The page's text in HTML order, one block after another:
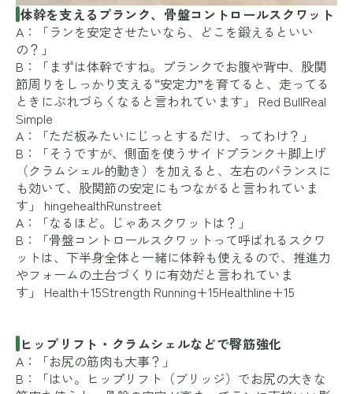
体幹を支えるプランク、骨盤コントロールスクワット
A：「ランを安定させたいなら、どこを鍛えるといい
の？」
B：「まずは体幹ですね。プランクでお腹や背中、股関
節周りをしっかり支える“安定力”を育てると、走ってる
ときにぶれづらくなると言われています」 Red BullReal
Simple
A：「ただ板みたいにじっとするだけ、ってわけ？」
B：「そうですが、側面を使うサイドプランク＋脚上げ
（クラムシェル的動き）を加えると、左右のバランスに
も効いて、股関節の安定にもつながると言われていま
す」 hingehealthRunstreet
A：「なるほど。じゃあスクワットは？」
B：「骨盤コントロールスクワットって呼ばれるスクワ
ットは、下半身全体と一緒に体幹も使えるので、推進力
やフォームの土台づくりに有効だと言われていま
す」 Health+15Strength Running+15Healthline+15
ヒップリフト・クラムシェルなどで臀筋強化
A：「お尻の筋肉も大事？」
B：「はい。ヒップリフト（ブリッジ）でお尻の大きな